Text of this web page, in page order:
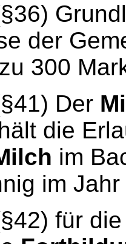
der
300
Der
die
im
im
für